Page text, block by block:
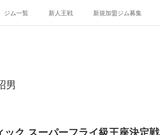
ジム一覧 新人王戦 新規加盟ジム募集
男
ク スーパーフライ級王座決定戦